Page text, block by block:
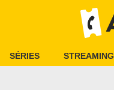
SÉRIES STREAMING